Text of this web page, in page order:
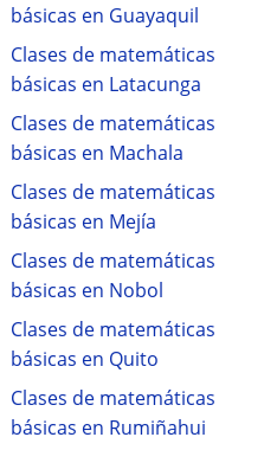
básicas en Guayaquil
Clases de matemáticas
básicas en Latacunga
Clases de matemáticas
básicas en Machala
Clases de matemáticas
básicas en Mejía
Clases de matemáticas
básicas en Nobol
Clases de matemáticas
básicas en Quito
Clases de matemáticas
básicas en Rumiñahui